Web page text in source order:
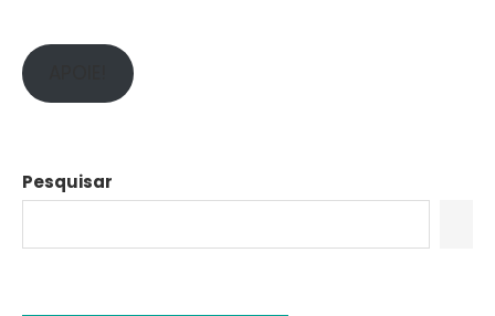
Pesquisar